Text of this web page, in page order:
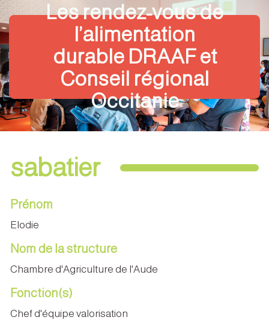
Les rendez-vous de
l’alimentation
durable DRAAF et
Conseil régional
Occitanie
sabatier
Prénom
Elodie
Nom de la structure
Chambre d'Agriculture de l'Aude
Fonction(s)
Chef d'équipe valorisation